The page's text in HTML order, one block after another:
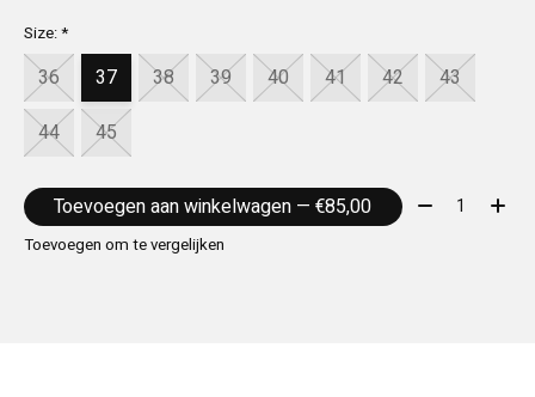
Size:*
36 37 38 39 40 41 42
43
44
45
Toevoegen aan winkelwagen — €85,00 Aantal:
Toevoegen om te vergelijken